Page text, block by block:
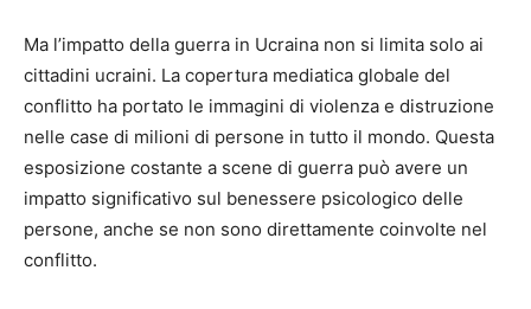
Ma l’impatto della guerra in Ucraina non si limita solo ai
cittadini ucraini. La copertura mediatica globale del
conflitto ha portato le immagini di violenza e distruzione
nelle case di milioni di persone in tutto il mondo. Questa
esposizione costante a scene di guerra può avere un
impatto significativo sul benessere psicologico delle
persone, anche se non sono direttamente coinvolte nel
conflitto.